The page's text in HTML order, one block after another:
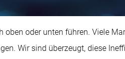
oder unten führen. Viele
Wir sind überzeugt, diese